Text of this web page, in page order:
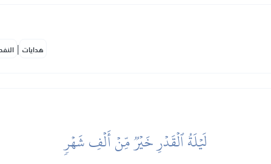
| هدايات
لَيۡلَةُ ٱلۡقَدۡرِ خَيۡرٞ مِّنۡ أَلۡفِ شَهۡرٖ